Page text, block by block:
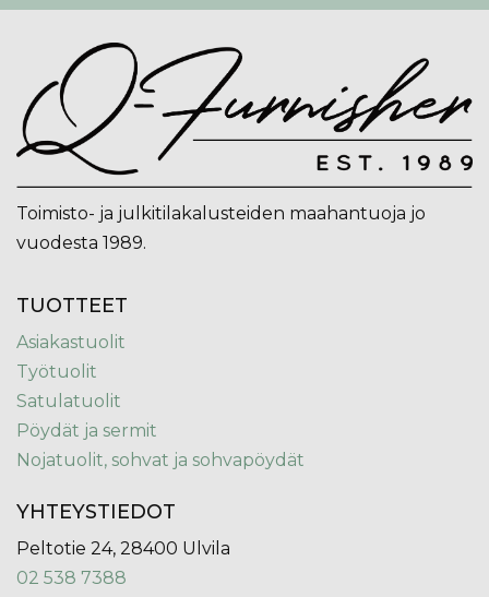
Toimisto- ja julkitilakalusteiden maahantuoja jo
vuodesta 1989.
TUOTTEET
Asiakastuolit
Työtuolit
Satulatuolit
Pöydät ja sermit
Nojatuolit, sohvat ja sohvapöydät
YHTEYSTIEDOT
Peltotie 24, 28400 Ulvila
02 538 7388